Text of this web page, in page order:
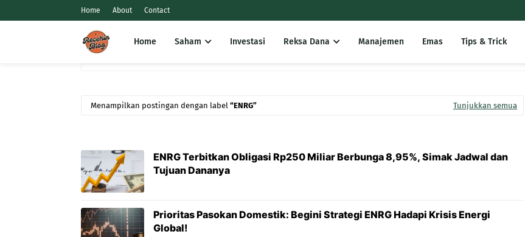
Home About Contact
Home Saham Investasi Reksa Dana Manajemen Emas Tips & Trick
Menampilkan postingan dengan label ENRG Tunjukkan semua
ENRG Terbitkan Obligasi Rp250 Miliar Berbunga 8,95%, Simak Jadwal dan
Tujuan Dananya
Prioritas Pasokan Domestik: Begini Strategi ENRG Hadapi Krisis Energi
Global!